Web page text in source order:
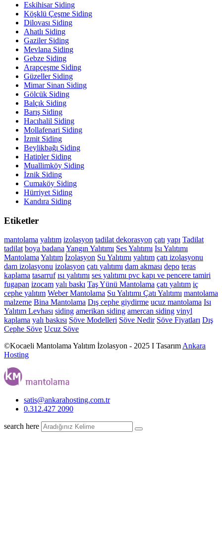
Eskihisar Siding
Köşklü Çeşme Siding
Dilovası Siding
Ahatlı Siding
Gaziler Siding
Mevlana Siding
Gebze Siding
Arapçeşme Siding
Güzeller Siding
Mimar Sinan Siding
Gölcük Siding
Balçık Siding
Barış Siding
Hacıhalil Siding
Mollafenari Siding
İzmit Siding
Beylikbağı Siding
Hatipler Siding
Muallimköy Siding
İznik Siding
Cumaköy Siding
Hürriyet Siding
Kandıra Siding
Etiketler
mantolama yalıtım izolasyon tadilatdekorasyon çatı yapı Tadilat
tadilat boya badanaYangın Yalıtımı Ses Yalıtımı Isı Yalıtımı
MantolamaYalıtım İzolasyon Su Yalıtımı yalıtım çatı izolasyonu
dam izolasyonu izolasyon çatı yalıtımı dam akması depo teras
kaplama tasarruf ısı yalıtımı ses yalıtımı pvc kapı ve pencere tamiri
fugapan izocam yalı baskı Taş Yünü Mantolama çatı yalıtım iç
cephe yalıtım Weber Mantolama Su Yalıtımı Çatı Yalıtımı mantolama
malzeme Bina Mantolama Dış cephe giydirme ucuz mantolama Isı
Yalıtım Levhası siding amerikan siding amercan siding vinyl
kaplama yalı baskısı Söve Modelleri Söve Nedir Söve Fiyatları Dış
Cephe Söve Ucuz Söve
©Kocaeli Mantolama Yalıtım İzolasyon - 2025 I TasarımAnkara
Hosting
satis@ankarahosting.com.tr
0.312.427 2090
search here